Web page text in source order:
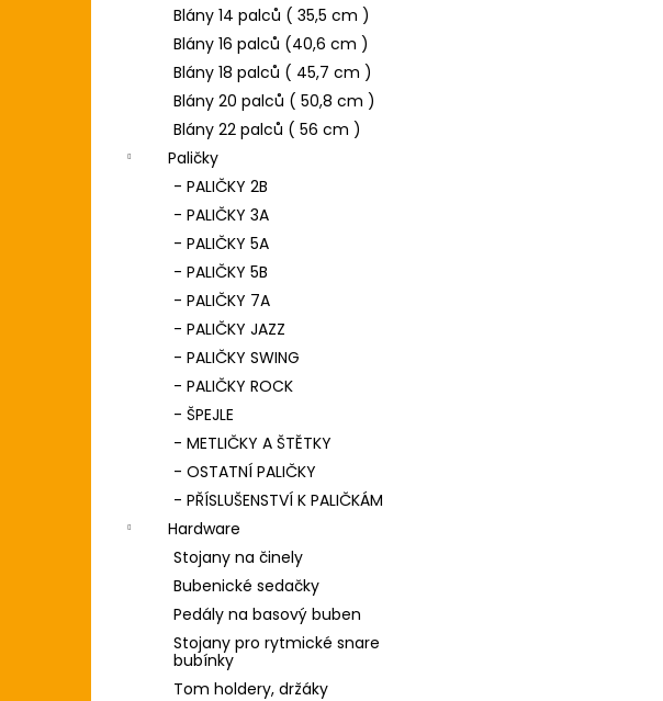
Blány 14 palců ( 35,5 cm )
Blány 16 palců (40,6 cm )
Blány 18 palců ( 45,7 cm )
Blány 20 palců ( 50,8 cm )
Blány 22 palců ( 56 cm )
Paličky
- PALIČKY 2B
- PALIČKY 3A
- PALIČKY 5A
- PALIČKY 5B
- PALIČKY 7A
- PALIČKY JAZZ
- PALIČKY SWING
- PALIČKY ROCK
- ŠPEJLE
- METLIČKY A ŠTĚTKY
- OSTATNÍ PALIČKY
- PŘÍSLUŠENSTVÍ K PALIČKÁM
Hardware
Stojany na činely
Bubenické sedačky
Pedály na basový buben
Stojany pro rytmické snare
bubínky
Tom holdery, držáky